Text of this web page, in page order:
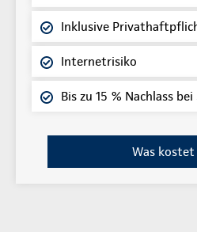
Inklusive
Internetrisiko
Bis zu 15 % Nachlass
Was kostet